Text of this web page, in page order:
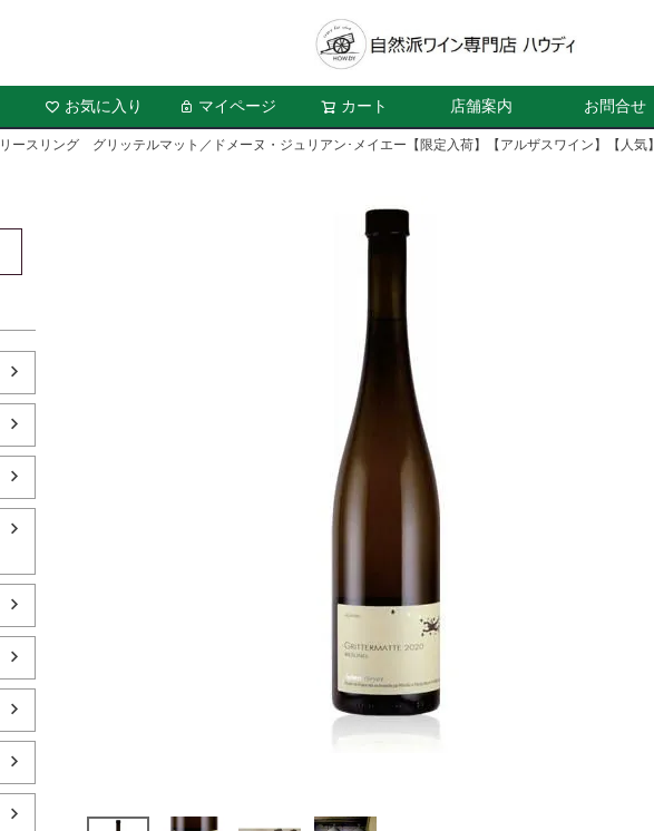
お気に入り マイページ カート 店舗案内 お問合せ
リースリング グリッテルマット／ドメーヌ・ジュリアン･メイエー【限定入荷】【アルザスワイン】【人気】